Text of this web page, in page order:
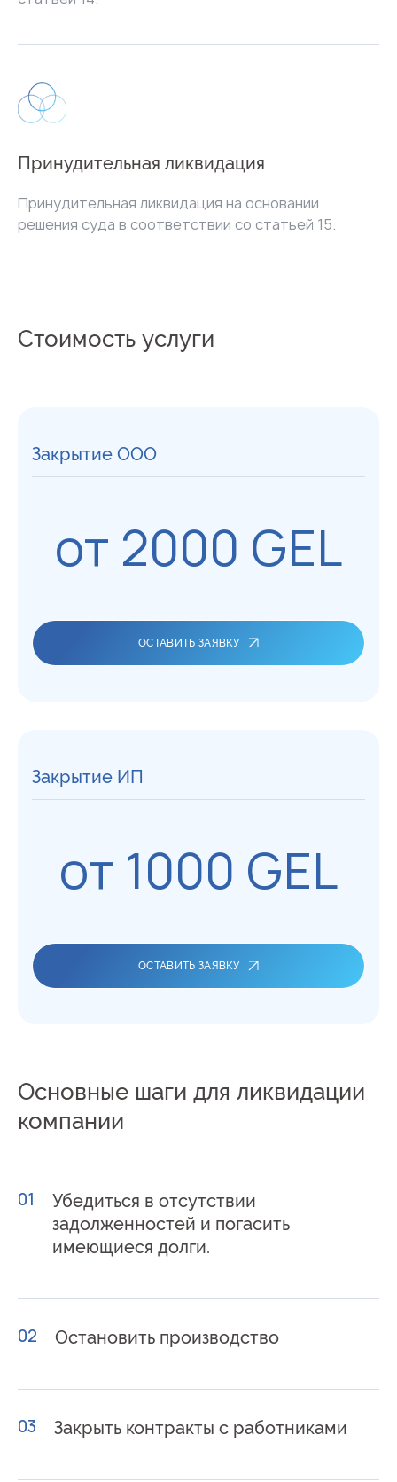
Принудительная ликвидация
Принудительная ликвидация на основании
решения суда в соответствии со статьей 15.
Стоимость услуги
Закрытие ООО
от 2000 GEL
ОСТАВИТЬ ЗАЯВКУ
Закрытие ИП
от 1000 GEL
ОСТАВИТЬ ЗАЯВКУ
Основные шаги для ликвидации
компании
01
Убедиться в отсутствии
задолженностей и погасить
имеющиеся долги.
02 Остановить производство
03 Закрыть контракты с работниками